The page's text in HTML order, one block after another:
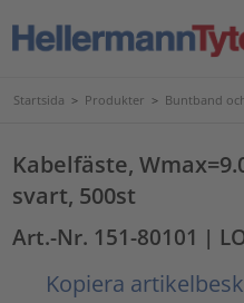
Startsida > Produkter > Buntband
Kabelfäste,
svart, 500st
Art.-Nr. 151-80101 |
Kopiera